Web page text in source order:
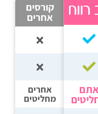
אתם
קורסים
אחרים
אחרים
מחליטים